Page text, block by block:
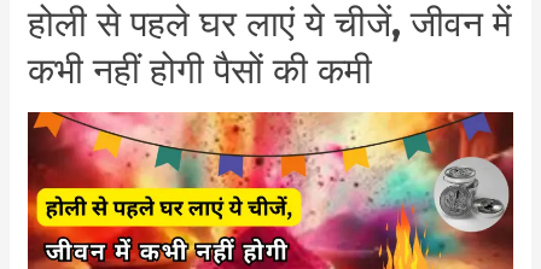
होली से पहले घर लाएं ये चीजें, जीवन में
कभी नहीं होगी पैसों की कमी
होली
से
पहले
लाएं
ये
चीजें,
जीवन
में